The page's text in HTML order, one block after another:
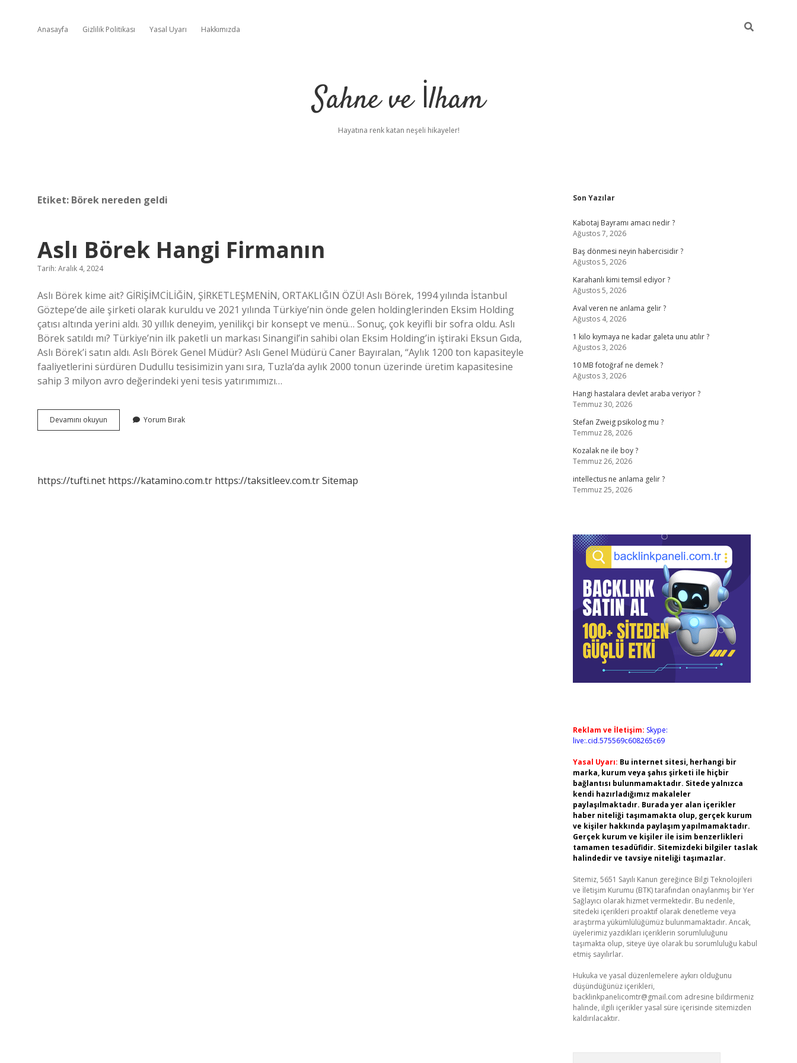
Anasayfa Gizlilik Politikası Yasal Uyarı Hakkımızda
Sahne ve İlham
Hayatına renk katan neşeli hikayeler!
Etiket: Börek nereden geldi
Aslı Börek Hangi Firmanın
Tarih: Aralık 4, 2024
Aslı Börek kime ait? GİRİŞİMCİLİĞİN, ŞİRKETLEŞMENİN, ORTAKLIĞIN ÖZÜ! Aslı Börek, 1994 yılında İstanbul
Göztepe’de aile şirketi olarak kuruldu ve 2021 yılında Türkiye’nin önde gelen holdinglerinden Eksim Holding
çatısı altında yerini aldı. 30 yıllık deneyim, yenilikçi bir konsept ve menü… Sonuç, çok keyifli bir sofra oldu. Aslı
Börek satıldı mı? Türkiye’nin ilk paketli un markası Sinangil’in sahibi olan Eksim Holding’in iştiraki Eksun Gıda,
Aslı Börek’i satın aldı. Aslı Börek Genel Müdür? Aslı Genel Müdürü Caner Bayıralan, “Aylık 1200 ton kapasiteyle
faaliyetlerini sürdüren Dudullu tesisimizin yanı sıra, Tuzla’da aylık 2000 tonun üzerinde üretim kapasitesine
sahip 3 milyon avro değerindeki yeni tesis yatırımımızı…
Devamını okuyun
Börek
Yorum Bırak
https://tufti.net https://katamino.com.tr https://taksitleev.com.trSitemap
Sidebar
Son Yazılar
Kabotaj Bayramı amacı nedir ?
Ağustos 7, 2026
Baş dönmesi neyin habercisidir ?
Ağustos 5, 2026
Karahanlı kimi temsil ediyor ?
Ağustos 5, 2026
Aval veren ne anlama gelir ?
Ağustos 4, 2026
1 kilo kıymaya ne kadar galeta unu atılır ?
Ağustos 3, 2026
10 MB fotoğraf ne demek ?
Ağustos 3, 2026
Hangi hastalara devlet araba veriyor ?
Temmuz 30, 2026
Stefan Zweig psikolog mu ?
Temmuz 28, 2026
Kozalak ne ile boy ?
Temmuz 26, 2026
intellectus ne anlama gelir ?
Temmuz 25, 2026
Reklam ve İletişim: Skype:
live:.cid.575569c608265c69
Yasal Uyarı: Bu internet sitesi, herhangi bir
marka, kurum veya şahıs şirketi ile hiçbir
bağlantısı bulunmamaktadır. Sitede yalnızca
kendi hazırladığımız makaleler
paylaşılmaktadır. Burada yer alan içerikler
haber niteliği taşımamakta olup, gerçek kurum
ve kişiler hakkında paylaşım yapılmamaktadır.
Gerçek kurum ve kişiler ile isim benzerlikleri
tamamen tesadüfidir. Sitemizdeki bilgiler taslak
halindedir ve tavsiye niteliği taşımazlar.
Sitemiz, 5651 Sayılı Kanun gereğince Bilgi Teknolojileri
ve İletişim Kurumu (BTK) tarafından onaylanmış bir Yer
Sağlayıcı olarak hizmet vermektedir. Bu nedenle,
sitedeki içerikleri proaktif olarak denetleme veya
araştırma yükümlülüğümüz bulunmamaktadır. Ancak,
üyelerimiz yazdıkları içeriklerin sorumluluğunu
taşımakta olup, siteye üye olarak bu sorumluluğu kabul
etmiş sayılırlar.
Hukuka ve yasal düzenlemelere aykırı olduğunu
düşündüğünüz içerikleri,
backlinkpanelicomtr@gmail.com adresine bildirmeniz
halinde, ilgili içerikler yasal süre içerisinde sitemizden
kaldırılacaktır.
ilbet